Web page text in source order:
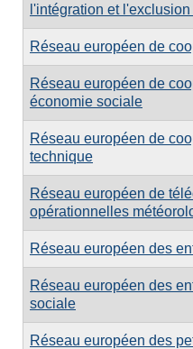
l'intégration et
Réseau européen de
Réseau européen de
économie sociale
Réseau européen de
technique
Réseau européen de
opérationnelles
Réseau européen des
Réseau européen des
sociale
Réseau européen des